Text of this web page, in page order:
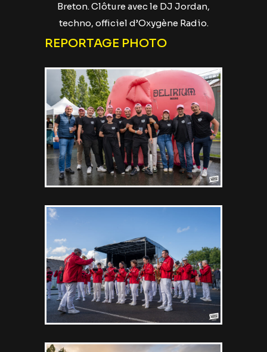
Breton. Clôture avec le DJ Jordan,
techno, officiel d’Oxygène Radio.
REPORTAGE PHOTO